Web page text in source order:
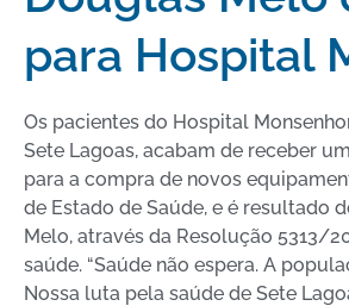
para Hospital
Os pacientes do Hospital
Sete Lagoas, acabam de receber
para a compra de novos
de Estado de Saúde, e é resultado
Melo, através da Resolução 5313/
saúde. “Saúde não espera. A
Nossa luta pela saúde de Sete